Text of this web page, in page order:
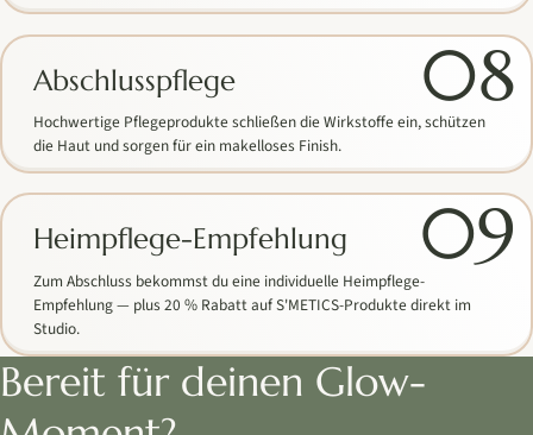
08
Abschlusspflege
Hochwertige Pflegeprodukte schließen die Wirkstoffe ein, schützen
die Haut und sorgen für ein makelloses Finish.
09
Heimpflege-Empfehlung
Zum Abschluss bekommst du eine individuelle Heimpflege-
Empfehlung — plus 20 % Rabatt auf S'METICS-Produkte direkt im
Studio.
Bereit für deinen Glow-